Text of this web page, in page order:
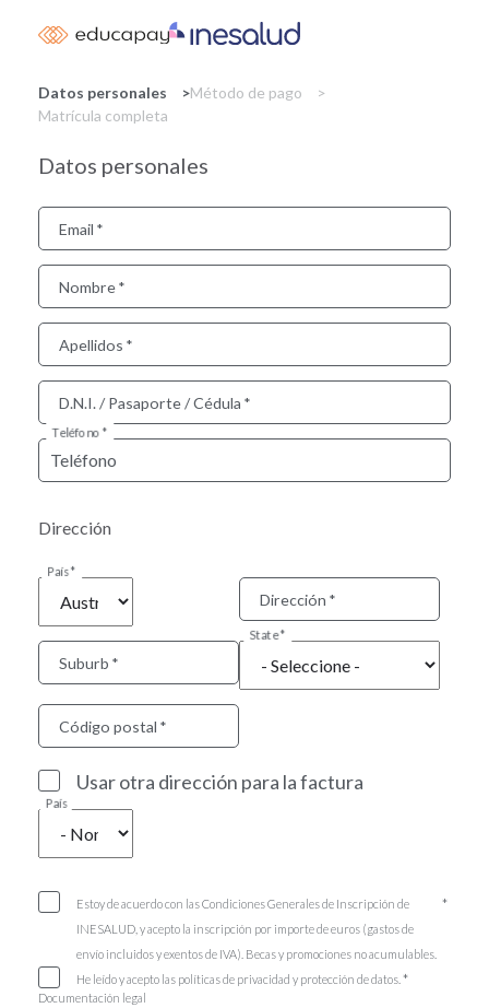
to
content
Datos personales
Método de pago
Matrícula completa
Datos personales
Email
Nombre
Apellidos
D.N.I. / Pasaporte / Cédula
Teléfono
Dirección
País
Dirección
Suburb
State
Código postal
Usar otra dirección para la factura
País
Estoy de acuerdo con las Condiciones Generales de Inscripción de
INESALUD, y acepto la inscripción por importe de euros (gastos de
envío incluidos y exentos de IVA). Becas y promociones no acumulables.
He leído y acepto las políticas de privacidad y protección de datos.
Documentación legal